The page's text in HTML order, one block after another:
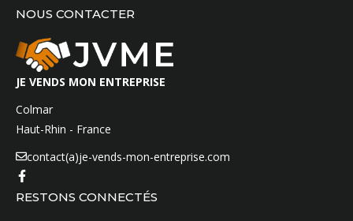
NOUS CONTACTER
JE VENDS MON ENTREPRISE
Colmar
Haut-Rhin - France
contact(a)je-vends-mon-entreprise.com
RESTONS CONNECTÉS